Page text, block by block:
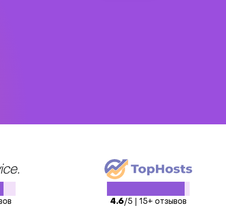
4.6/5 | 15+ отзывов